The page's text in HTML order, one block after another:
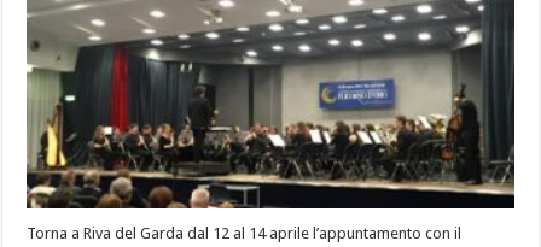
Torna a Riva del Garda dal 12 al 14 aprile l’appuntamento con il